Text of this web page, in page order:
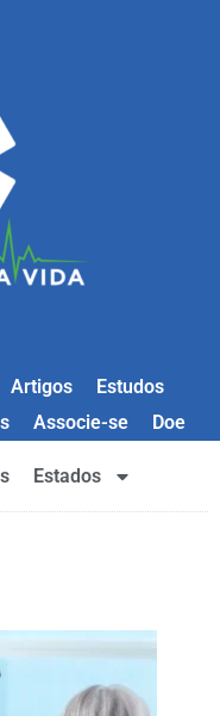
Artigos
Estudos
Associe-se Doe
Estados